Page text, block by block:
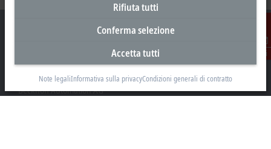
Contatti
Sede centrale Svizzera
Beckhoff Automation AG
Rifiuta tutti
Conferma selezione
Accetta tutti
Note legaliInformativa sulla privacyCondizioni generali di contratto